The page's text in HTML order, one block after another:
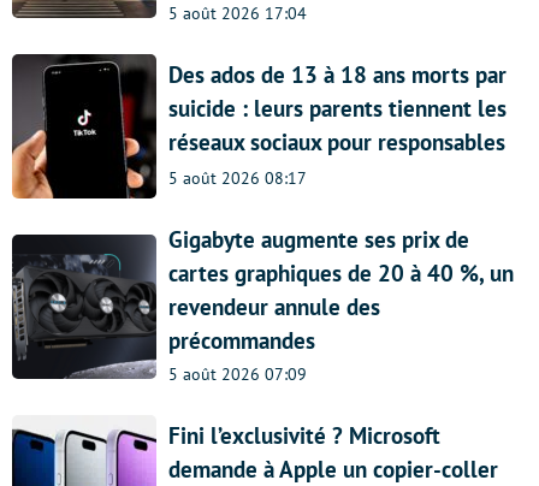
5 août 2026 17:04
Des ados de 13 à 18 ans morts par
suicide : leurs parents tiennent les
réseaux sociaux pour responsables
5 août 2026 08:17
Gigabyte augmente ses prix de
cartes graphiques de 20 à 40 %, un
revendeur annule des
précommandes
5 août 2026 07:09
Fini l’exclusivité ? Microsoft
demande à Apple un copier-coller